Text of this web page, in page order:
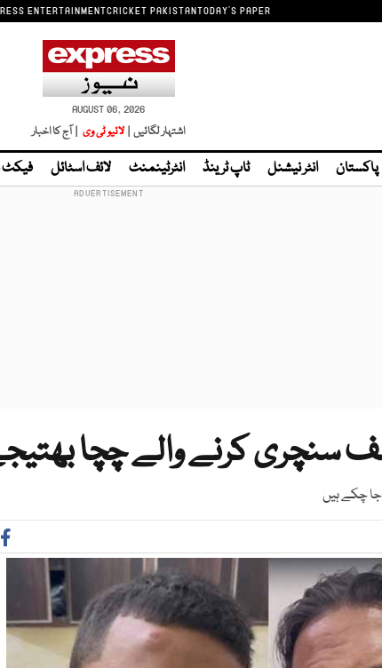
ENTERTAINMENTCRICKET PAKISTANTODAY'S PAPER
AUGUST 06, 2026
اشتہار لگائیں | لائیو ٹی وی | آج کا اخبار
پاکستان انٹر نیشنل ٹاپ ٹرینڈ انٹرٹینمنٹ لائف اسٹائل
سنچری کرنے والے چچا